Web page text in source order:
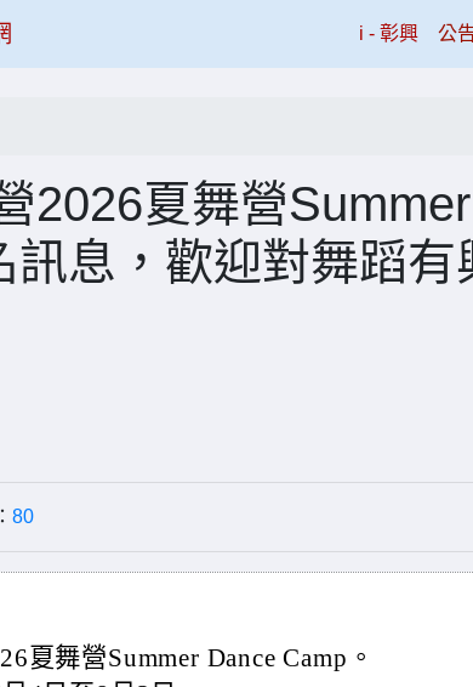
i - 彰興 公
2026夏舞營
訊息，歡迎對舞蹈有
80
夏舞營Summer Dance Camp。